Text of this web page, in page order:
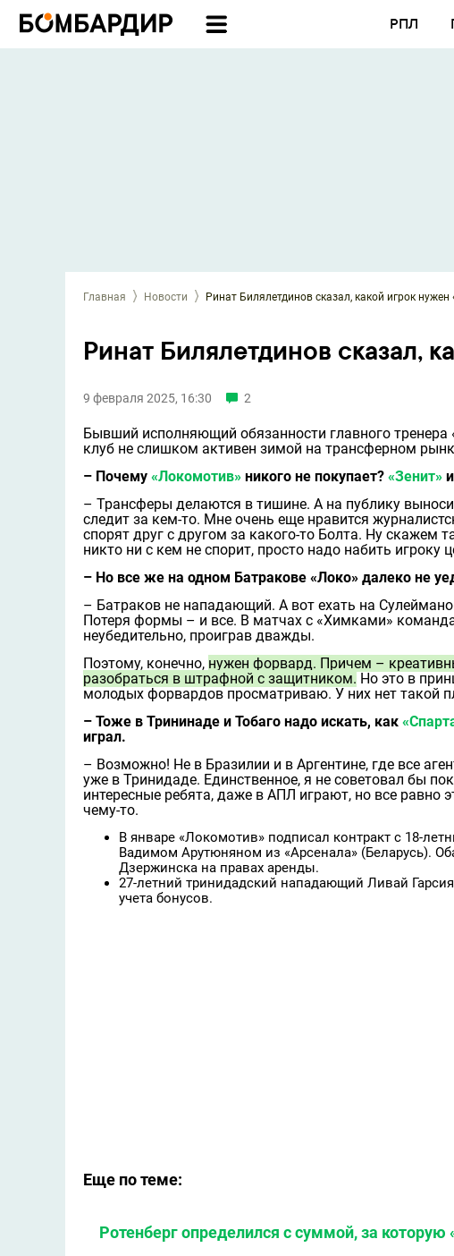
РПЛ
Главная Новости Ринат Билялетдинов сказал, какой игрок нужен
Ринат Билялетдинов сказал,
9 февраля 2025, 16:30 2
Бывший исполняющий обязанности главного тренера
клуб не слишком активен зимой на трансферном
– Почему «Локомотив» никого не покупает? «Зенит»
– Трансферы делаются в тишине. А на публику
следит за кем-то. Мне очень еще нравится
спорят друг с другом за какого-то Болта. Ну скажем
никто ни с кем не спорит, просто надо набить игроку
– Но все же на одном Батракове «Локо» далеко не
– Батраков не нападающий. А вот ехать на
Потеря формы – и все. В матчах с «Химками»
неубедительно, проиграв дважды.
Поэтому, конечно, нужен форвард. Причем –
разобраться в штрафной с защитником. Но это в
молодых форвардов просматриваю. У них нет такой
– Тоже в Трининаде и Тобаго надо искать, как
играл.
– Возможно! Не в Бразилии и в Аргентине, где все
уже в Тринидаде. Единственное, я не советовал бы
интересные ребята, даже в АПЛ играют, но все равно
чему-то.
В январе «Локомотив» подписал контракт с 18-
Вадимом Арутюняном из «Арсенала» (Беларусь).
Дзержинска на правах аренды.
27-летний тринидадский нападающий Ливай
учета бонусов.
Еще по теме:
Ротенберг определился с суммой, за которую